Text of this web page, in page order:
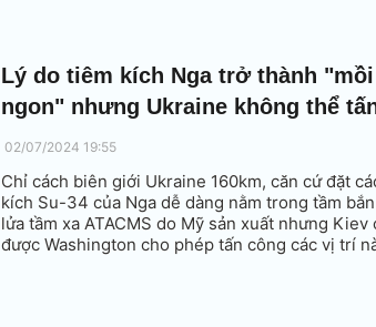
Lý do tiêm kích Nga trở thành "mồi
ngon" nhưng Ukraine không thể
02/07/2024 19:55
Chỉ cách biên giới Ukraine 160km, căn cứ đặt
kích Su-34 của Nga dễ dàng nằm trong tầm
lửa tầm xa ATACMS do Mỹ sản xuất nhưng Kiev
được Washington cho phép tấn công các vị trí